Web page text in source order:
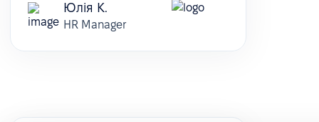
Юлія К.
HR Manager